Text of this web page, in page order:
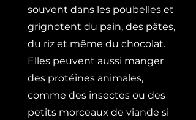
souvent dans les poubelles et
grignotent du pain, des pâtes,
du riz et même du chocolat.
Elles peuvent aussi manger
des protéines animales,
comme des insectes ou des
petits morceaux de viande si